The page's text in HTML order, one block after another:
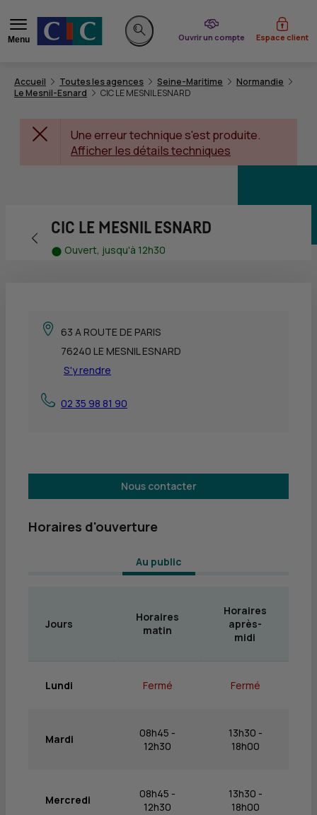
Menu
Rechercher sur le site
Ouvrir un compte
du CIC Espace client
Accueil Toutes les agences Seine-Maritime
Normandie
Le Mesnil-Esnard
CIC LE MESNIL ESNARD
Une erreur technique s'est produite.
Afficher les détails techniques
Retour vers la page précédente
CIC LE MESNIL ESNARD
Ouvert, jusqu'à 12h30
63 A ROUTE DE PARIS
76240 LE MESNIL ESNARD
S'y rendre
02 35 98 81 90
Nous contacter
Horaires d'ouverture
Au public
Jours
Horaires
matin
Horaires
après-
midi
Lundi Fermé Fermé
Mardi
08h45 -
12h30
13h30 -
18h00
Mercredi
08h45 -
12h30
13h30 -
18h00